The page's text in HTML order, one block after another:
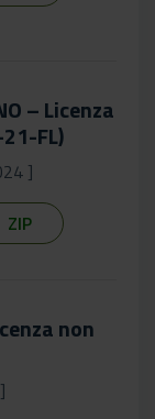
– Licenza
FL)
]
ZIP
non